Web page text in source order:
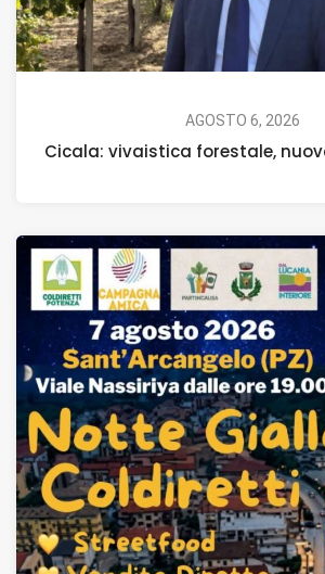
AGOSTO 6, 2026
Cicala: vivaistica forestale,